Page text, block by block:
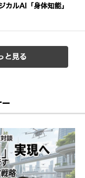
カルAI「身体知能」
と見る
ー